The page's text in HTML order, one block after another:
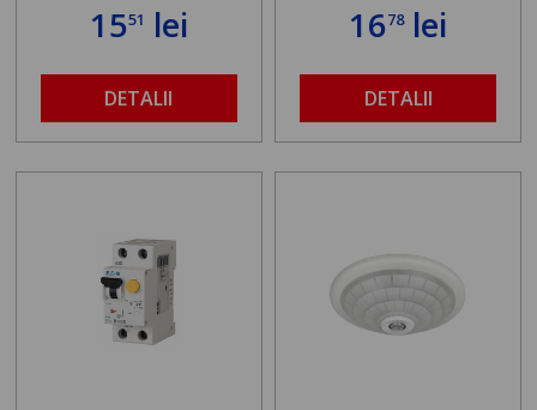
1551 lei
DETALII
1678lei
DETALII